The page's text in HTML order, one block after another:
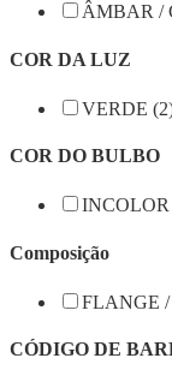
ÂMBAR /
COR DA LUZ
VERDE
COR DO BULBO
INCOLOR
Composição
FLANGE
CÓDIGO DE